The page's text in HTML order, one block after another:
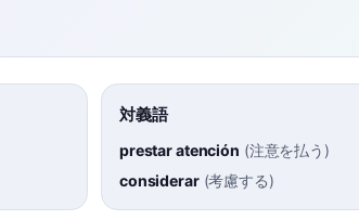
対義語
prestar atención (注意を払う )
considerar(考慮する)